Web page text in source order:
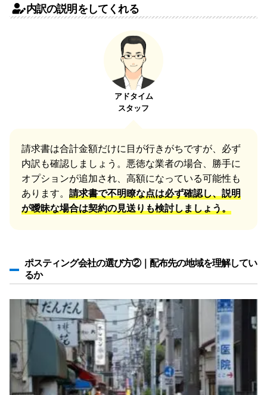
内訳の説明をしてくれる
請求書は合計金額だけに目が行きがちですが、必ず
内訳も確認しましょう。悪徳な業者の場合、勝手に
オプションが追加され、高額になっている可能性も
あります。 請求書で不明瞭な点は必ず確認し、説明
が曖昧な場合は契約の見送りも検討しましょう。
アドタイム
スタッフ
ポスティング会社の選び方②｜配布先の地域を理解してい
るか